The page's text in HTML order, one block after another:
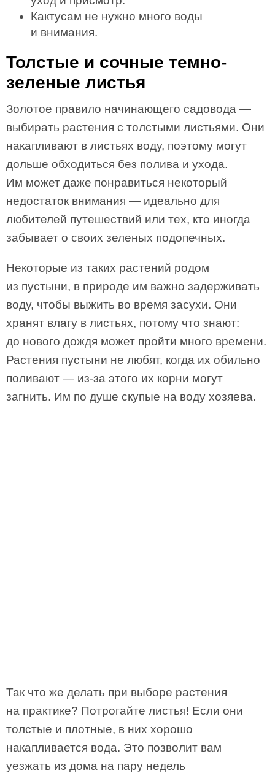
Кактусам не нужно много воды
и внимания.
Толстые и сочные темно-
зеленые листья
Золотое правило начинающего садовода —
выбирать растения с толстыми листьями. Они
накапливают в листьях воду, поэтому могут
дольше обходиться без полива и ухода.
Им может даже понравиться некоторый
недостаток внимания — идеально для
любителей путешествий или тех, кто иногда
забывает о своих зеленых подопечных.
Некоторые из таких растений родом
из пустыни, в природе им важно задерживать
воду, чтобы выжить во время засухи. Они
хранят влагу в листьях, потому что знают:
до нового дождя может пройти много времени.
Растения пустыни не любят, когда их обильно
поливают — из-за этого их корни могут
загнить. Им по душе скупые на воду хозяева.
Так что же делать при выборе растения
на практике? Потрогайте листья! Если они
толстые и плотные, в них хорошо
накапливается вода. Это позволит вам
уезжать из дома на пару недель